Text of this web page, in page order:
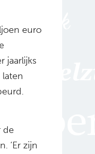
euro
jaarlijks
de
‘Er zijn